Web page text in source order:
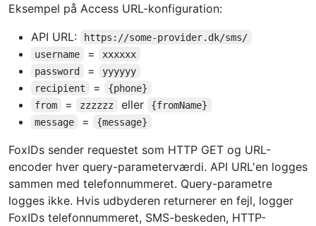
Eksempel på Access URL-konfiguration:
API URL:
https://some-provider.dk/sms/
username
=
xxxxxx
password
=
yyyyyy
recipient
=
{phone}
from
= zzzzzz eller
{fromName}
message
= {message}
FoxIDs sender requestet som HTTP GET og URL-
encoder hver query-parameterværdi. API URL'en logges
sammen med telefonnummeret. Query-parametre
logges ikke. Hvis udbyderen returnerer en fejl, logger
FoxIDs telefonnummeret, SMS-beskeden, HTTP-